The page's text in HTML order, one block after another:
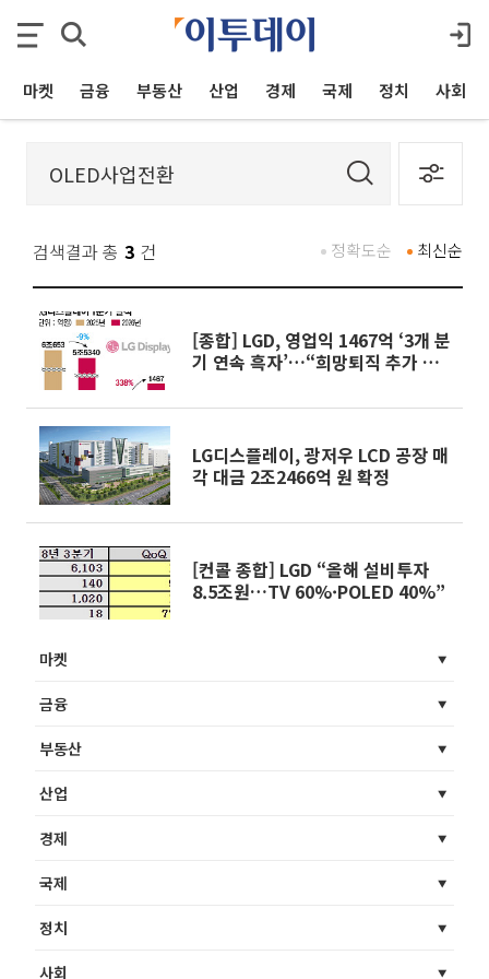
마켓 금융 부동산 산업 경제 국제 정치 사회
검색결과 총 3 건 최신순
정확도순
[종합] LGD, 영업익 1467억 ‘3개 분
기 연속 흑자’…“희망퇴직 추가 계
LG디스플레이, 광저우 LCD 공장 매
각 대금 2조2466억 원 확정
[컨콜 종합] LGD “올해 설비투자
8.5조원…TV 60%·POLED 40%”
마켓
금융
부동산
산업
경제
국제
정치
사회